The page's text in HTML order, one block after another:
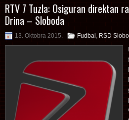
RTV 7 Tuzla: Osiguran direktan
Drina – Sloboda
13. Oktobra 2015. Fudbal RSD